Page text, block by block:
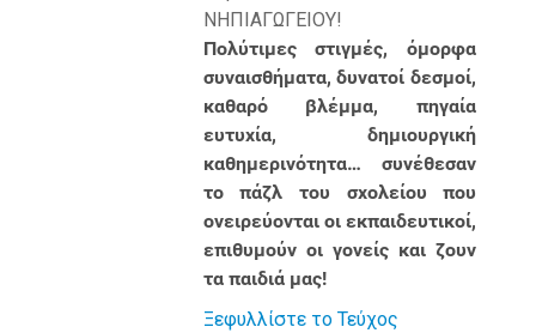
ΝΗΠΙΑΓΩΓΕΙΟΥ!
Πολύτιμες στιγμές, όμορφα
συναισθήματα, δυνατοί δεσμοί,
καθαρό βλέμμα, πηγαία
ευτυχία, δημιουργική
καθημερινότητα… συνέθεσαν
το πάζλ του σχολείου που
ονειρεύονται οι εκπαιδευτικοί,
επιθυμούν οι γονείς και ζουν
τα παιδιά μας!
Ξεφυλλίστε το Τεύχος